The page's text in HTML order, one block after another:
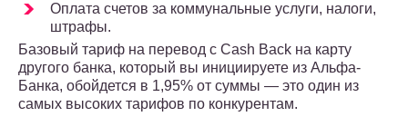
Оплата счетов за коммунальные услуги, налоги,
штрафы.
Базовый тариф на перевод с Cash Back на карту
другого банка, который вы инициируете из Альфа-
Банка, обойдется в 1,95% от суммы — это один из
самых высоких тарифов по конкурентам.